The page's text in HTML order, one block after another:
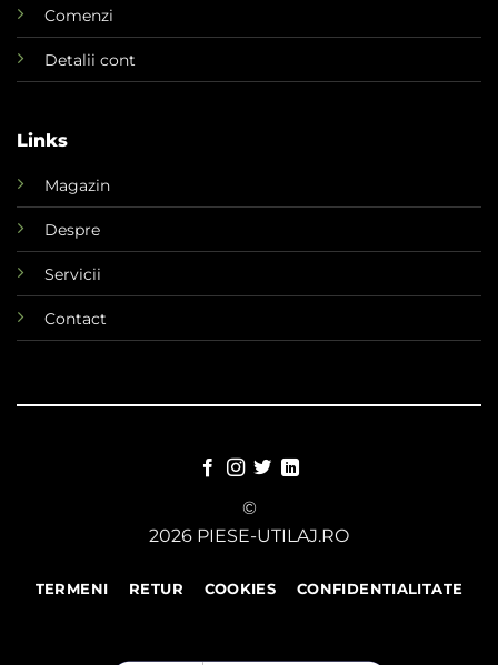
Comenzi
Detalii cont
Links
Magazin
Despre
Servicii
Contact
©
2026 PIESE-UTILAJ.RO
TERMENI RETUR COOKIES CONFIDENTIALITATE